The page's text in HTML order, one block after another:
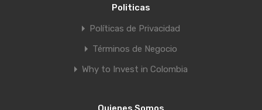
Politicas
Políticas de Privacidad
Términos de Negocio
Why to Invest in Colombia